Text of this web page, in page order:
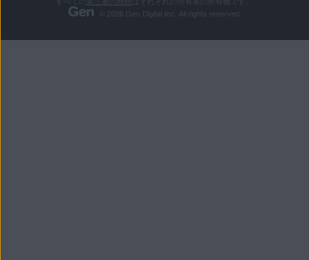
© 2026 Gen Digital Inc. All rights reserved.